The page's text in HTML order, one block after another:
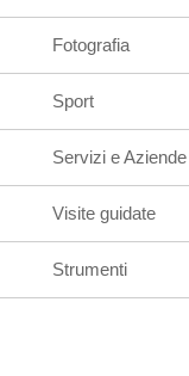
Fotografia
Sport
Servizi e Aziende
Visite guidate
Strumenti